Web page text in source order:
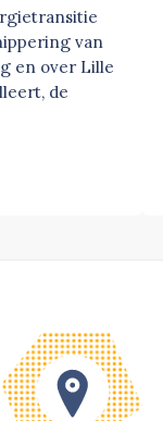
van
en over Lille
de